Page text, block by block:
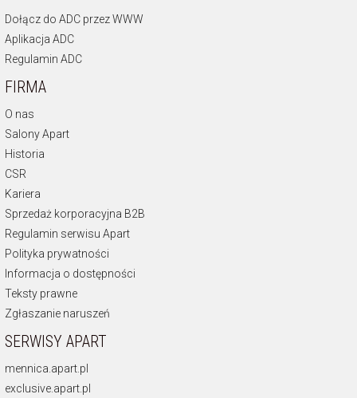
Dołącz do ADC przez WWW
Aplikacja ADC
Regulamin ADC
FIRMA
O nas
Salony Apart
Historia
CSR
Kariera
Sprzedaż korporacyjna B2B
Regulamin serwisu Apart
Polityka prywatności
Informacja o dostępności
Teksty prawne
Zgłaszanie naruszeń
SERWISY APART
mennica.apart.pl
exclusive.apart.pl